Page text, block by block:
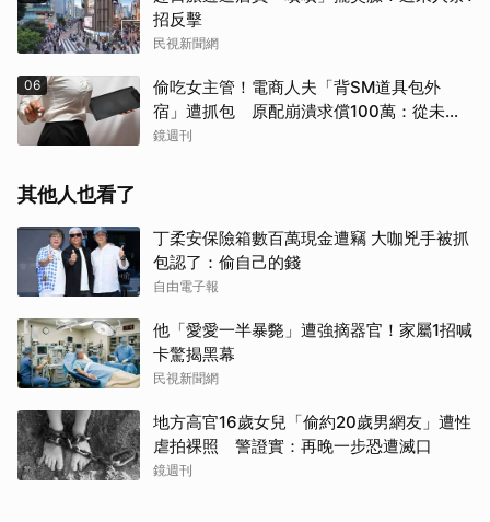
招反擊
民視新聞網
06
偷吃女主管！電商人夫「背SM道具包外
宿」遭抓包 原配崩潰求償100萬：從未用
過此類
鏡週刊
其他人也看了
丁柔安保險箱數百萬現金遭竊 大咖兇手被抓
包認了：偷自己的錢
自由電子報
他「愛愛一半暴斃」遭強摘器官！家屬1招喊
卡驚揭黑幕
民視新聞網
地方高官16歲女兒「偷約20歲男網友」遭性
虐拍裸照 警證實：再晚一步恐遭滅口
鏡週刊